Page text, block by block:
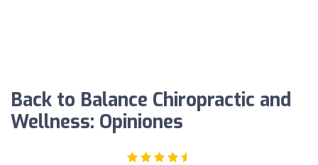
Back to Balance Chiropractic and
Wellness: Opiniones